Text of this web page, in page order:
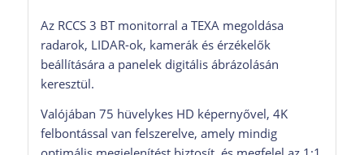
Az RCCS 3 BT monitorral a TEXA megoldása
radarok, LIDAR-ok, kamerák és érzékelők
beállítására a panelek digitális ábrázolásán
keresztül.
Valójában 75 hüvelykes HD képernyővel, 4K
felbontással van felszerelve, amely mindig